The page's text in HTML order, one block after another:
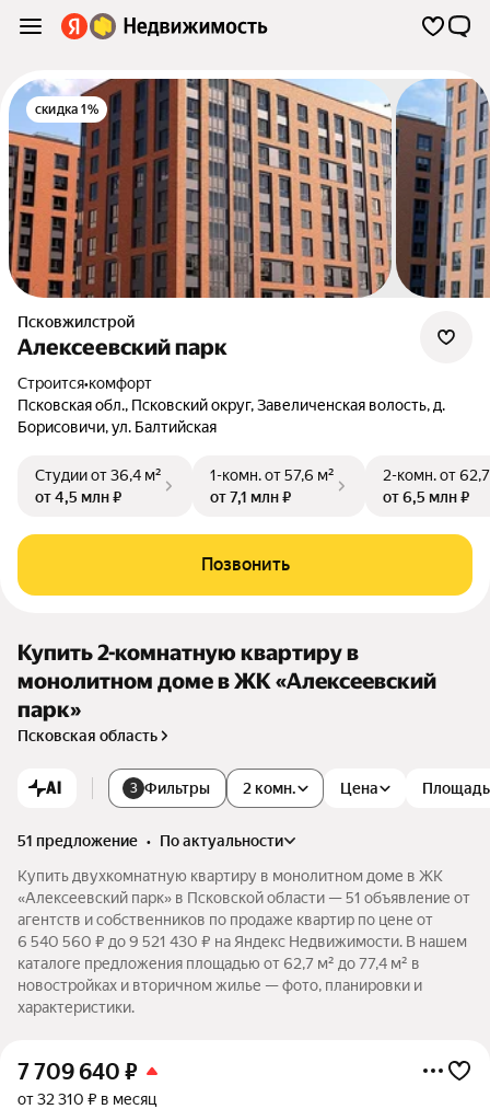
скидка 1%
Псковжилстрой
Алексеевский парк
Строится•комфорт
Псковская обл., Псковский округ,Завеличенская волость, д.
Борисовичи,ул. Балтийская
Студииот 36,4 м²
от 4,5 млн ₽
1-комн.от 57,6 м²
от 7,1 млн ₽
2-комн.от
от 6,5 млн ₽
Позвонить
Купить 2-комнатную квартиру в
монолитном доме в ЖК «Алексеевский
парк»
Псковская область
AI 3 Фильтры 2 комн. Цена Площадь
51 предложение •
по актуальности
Купить двухкомнатную квартиру в монолитном доме в ЖК
«Алексеевский парк» в Псковской области — 51 объявление от
агентств и собственников по продаже квартир по цене от
6 540 560 ₽ до 9 521 430 ₽ на Яндекс Недвижимости. В нашем
каталоге предложения площадью от 62,7 м² до 77,4 м² в
новостройках и вторичном жилье — фото, планировки и
характеристики.
7 709 640 ₽
от 32 310 ₽ в месяц